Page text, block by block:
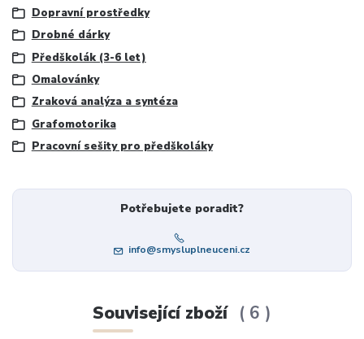
Dopravní prostředky
Drobné dárky
Předškolák (3-6 let)
Omalovánky
Zraková analýza a syntéza
Grafomotorika
Pracovní sešity pro předškoláky
Potřebujete poradit?
info@smysluplneuceni.cz
Související zboží 6